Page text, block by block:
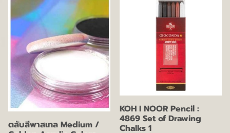
ตลับสีพาสเทล Medium /
KOH I NOOR Pencil :
4869 Set of Drawing
Chalks 1